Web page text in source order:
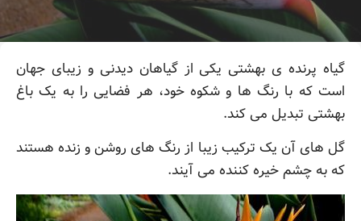
گیاه پرنده ی بهشتی یکی از گیاهان دیدنی و زیبای جهان
است که با رنگ ها و شکوه خود، هر فضایی را به یک باغ
بهشتی تبدیل می کند.
گل های آن یک ترکیب زیبا از رنگ های روشن و زنده هستند
که به چشم خیره کننده می آیند.